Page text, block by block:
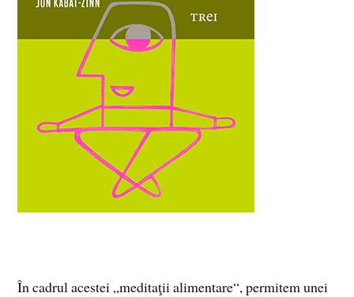
În cadrul acestei „meditaţii alimentare“, permitem unei